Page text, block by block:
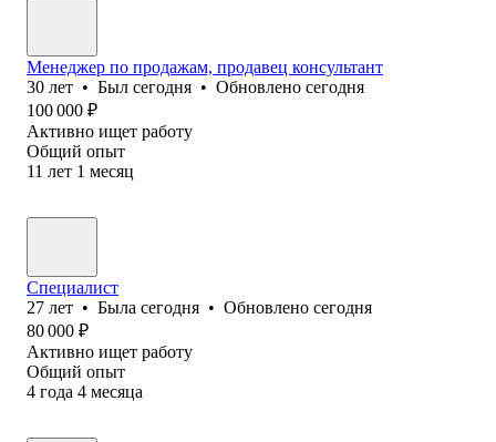
Менеджер по продажам, продавец консультант
30 лет • Был сегодня • Обновлено сегодня
100 000 ₽
Активно ищет работу
Общий опыт
11 лет 1 месяц
Специалист
27 лет • Была сегодня • Обновлено сегодня
80 000 ₽
Активно ищет работу
Общий опыт
4 года 4 месяца